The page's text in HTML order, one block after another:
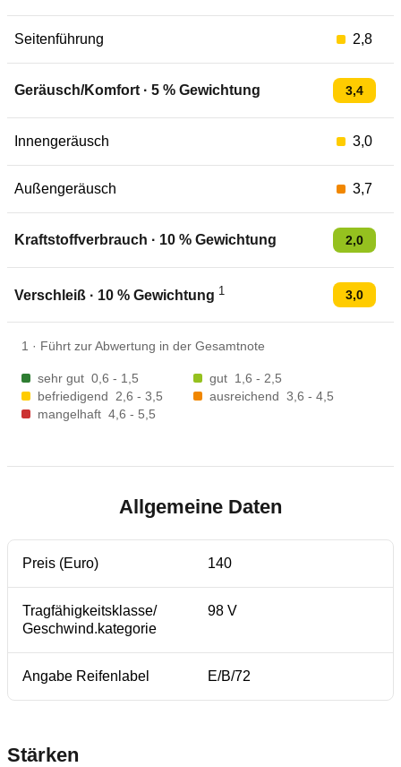
Seitenführung 2,8
Geräusch/Komfort · 5 % Gewichtung 3,4
Innengeräusch 3,0
Außengeräusch 3,7
Kraftstoffverbrauch · 10 % Gewichtung 2,0
Verschleiß · 10 % Gewichtung 1 3,0
1 · Führt zur Abwertung in der Gesamtnote
sehr gut 0,6 - 1,5 gut 1,6 - 2,5
befriedigend
2,6 - 3,5 ausreichend 3,6 - 4,5
mangelhaft 4,6 - 5,5
Allgemeine Daten
Preis (Euro) 140
Tragfähigkeitsklasse/
Geschwind.kategorie
98 V
Angabe Reifenlabel E/B/72
Stärken